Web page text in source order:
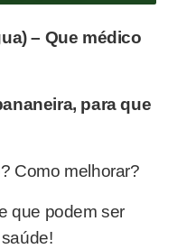
– Que médico
para que
Como melhorar?
que podem ser